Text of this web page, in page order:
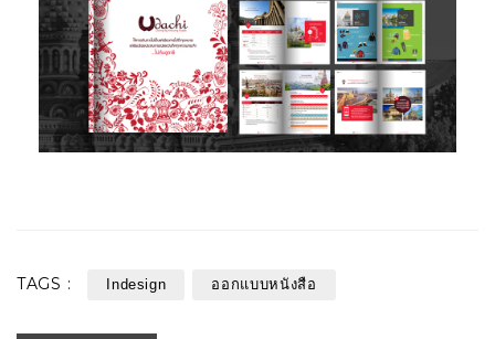
TAGS : Indesign ออกแบบหนังสือ